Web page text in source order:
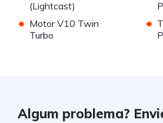
(Lightcast)
• Motor V10 Twin
Turbo
•
Algum problema?